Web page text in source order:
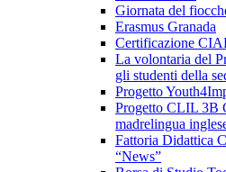
Giornata del
Erasmus Granada
Certificazione
La volontaria del
gli studenti della
Progetto
Progetto CLIL 3B
madrelingua
Fattoria Didattica
“News”